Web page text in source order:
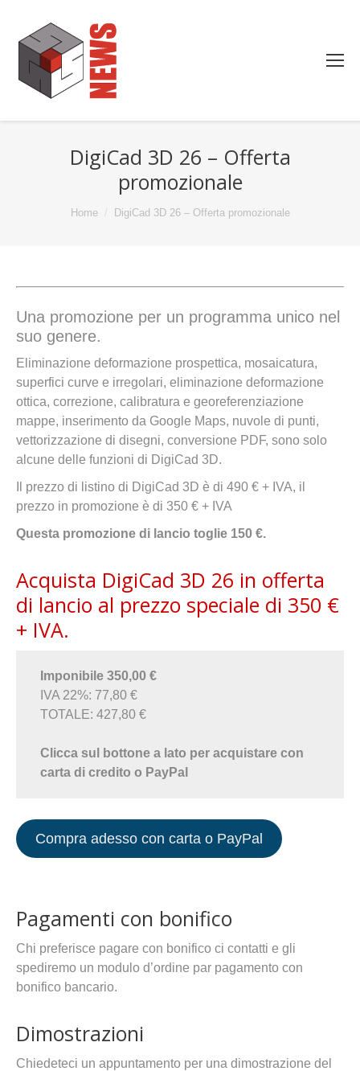
DigiCad 3D 26 – Offerta
promozionale
You are here:
Home DigiCad 3D 26 – Offerta promozionale
Una promozione per un programma unico nel
suo genere.
Eliminazione deformazione prospettica, mosaicatura,
superfici curve e irregolari, eliminazione deformazione
ottica, correzione, calibratura e georeferenziazione
mappe, inserimento da Google Maps, nuvole di punti,
vettorizzazione di disegni, conversione PDF, sono solo
alcune delle funzioni di DigiCad 3D.
Il prezzo di listino di DigiCad 3D è di 490 € + IVA, il
prezzo in promozione è di 350 € + IVA
Questa promozione di lancio toglie 150 €.
Acquista DigiCad 3D 26 in offerta
di lancio al prezzo speciale di 350 €
+ IVA.
Imponibile 350,00 €
IVA 22%: 77,80 €
TOTALE: 427,80 €
Clicca sul bottone a lato per acquistare con
carta di credito o PayPal
Compra adesso con carta o PayPal
Pagamenti con bonifico
Chi preferisce pagare con bonifico ci contatti e gli
spediremo un modulo d’ordine par pagamento con
bonifico bancario.
Dimostrazioni
Chiedeteci un appuntamento per una dimostrazione del